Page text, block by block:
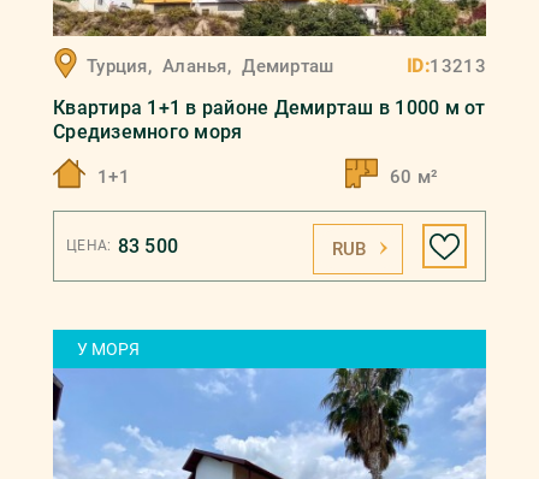
Турция, Аланья, Демирташ ID:13213
Квартира 1+1 в районе Демирташ в 1000 м от
Средиземного моря
1+1 60 м²
ЦЕНА: 83 500 RUB
У МОРЯ